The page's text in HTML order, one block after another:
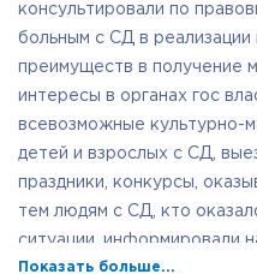
консультировали по
больным с СД в реализации
преимуществ в получение
интересы в органах гос
всевозможные культурно-
детей и взрослых с СД,
праздники, конкурсы,
тем людям с СД, кто
ситуации, информировали
достижениях в медицине и
Показать больше...